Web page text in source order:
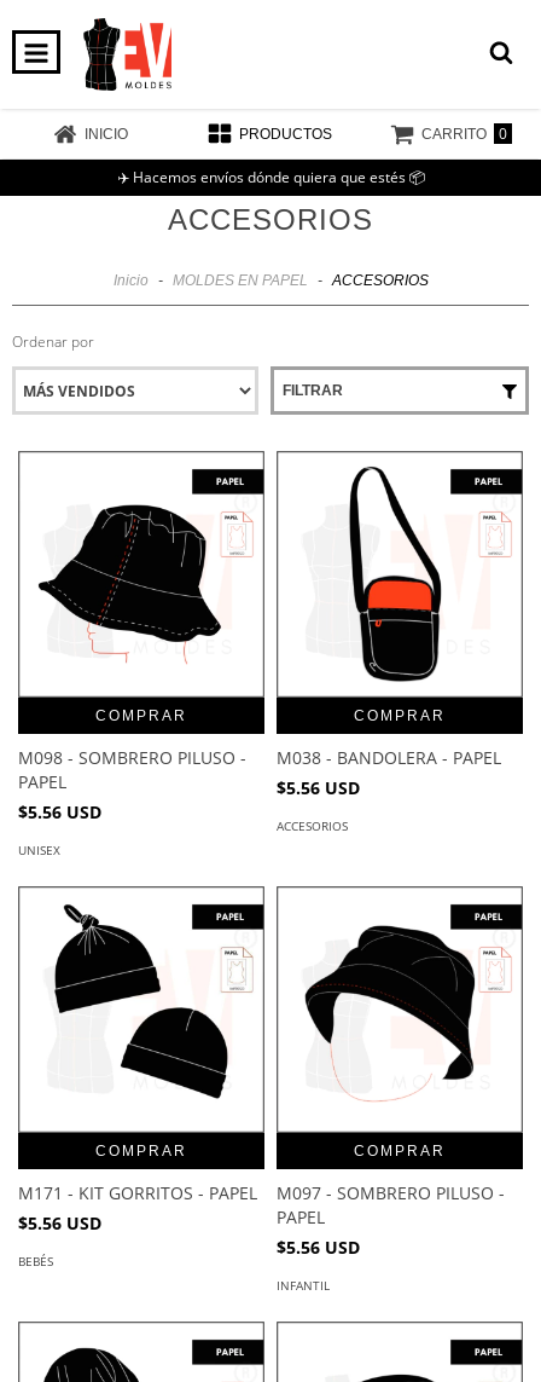
INICIO PRODUCTOS CARRITO 0
✈️ Hacemos envíos dónde quiera que estés 📦
ACCESORIOS
Inicio - MOLDES EN PAPEL - ACCESORIOS
Ordenar por
FILTRAR
COMPRAR
M098 - SOMBRERO PILUSO -
PAPEL
$5.56 USD
UNISEX
COMPRAR
M038 - BANDOLERA - PAPEL
$5.56 USD
ACCESORIOS
COMPRAR
M171 - KIT GORRITOS - PAPEL
$5.56 USD
BEBÉS
COMPRAR
M097 - SOMBRERO PILUSO -
PAPEL
$5.56 USD
INFANTIL